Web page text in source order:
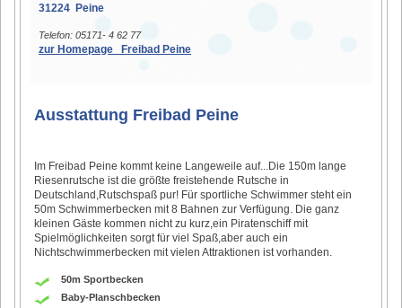
31224 Peine
Telefon: 05171- 4 62 77
zur Homepage Freibad Peine
Ausstattung Freibad Peine
Im Freibad Peine kommt keine Langeweile auf...Die 150m lange
Riesenrutsche ist die größte freistehende Rutsche in
Deutschland,Rutschspaß pur! Für sportliche Schwimmer steht ein
50m Schwimmerbecken mit 8 Bahnen zur Verfügung. Die ganz
kleinen Gäste kommen nicht zu kurz,ein Piratenschiff mit
Spielmöglichkeiten sorgt für viel Spaß,aber auch ein
Nichtschwimmerbecken mit vielen Attraktionen ist vorhanden.
50m Sportbecken
Baby-Planschbecken